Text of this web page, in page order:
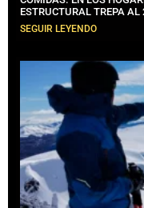
ESTRUCTURAL TREPA AL
SEGUIR LEYENDO